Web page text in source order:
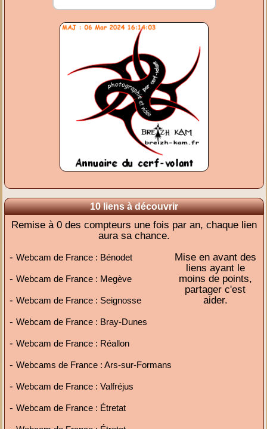
10 liens à découvrir
Remise à 0 des compteurs une fois par an, chaque lien
aura sa chance.
-Webcam de France : Bénodet
-Webcam de France : Megève
-Webcam de France : Seignosse
-Webcam de France : Bray-Dunes
-Webcam de France : Réallon
-Webcams de France : Ars-sur-Formans
-Webcam de France : Valfréjus
-Webcam de France : Étretat
Mise en avant des
liens ayant le
moins de points,
partager c'est
aider.